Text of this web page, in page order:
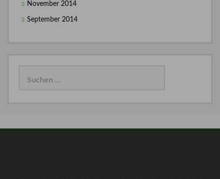
November 2014
September 2014